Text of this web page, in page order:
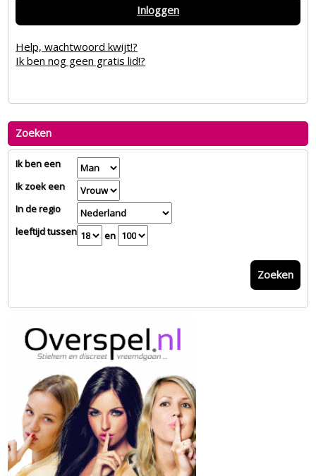
Inloggen
Help, wachtwoord kwijt!?
Ik ben nog geen gratis lid!?
Zoeken
Ik ben een
Ik zoek een
In de regio
leeftijd tussen
en
Zoeken